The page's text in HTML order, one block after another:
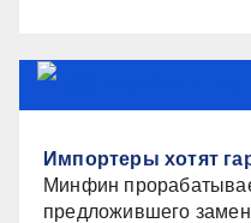
Импортеры хотят
Минфин
предложившего